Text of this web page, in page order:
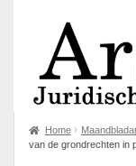
Home
van de grondrechten in